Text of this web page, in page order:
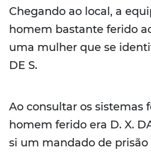
Chegando ao local, a
homem bastante ferido
uma mulher que se
DE S.
Ao consultar os sistemas
homem ferido era D. X.
si um mandado de